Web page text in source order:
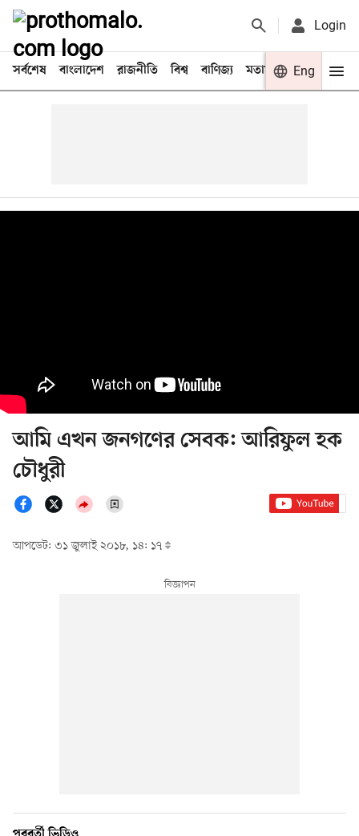
Login
সর্বশেষ বাংলাদেশ রাজনীতি বিশ্ব বাণিজ্য মতামত খেলা
Eng
আমি এখন জনগণের সেবক: আরিফুল হক
চৌধুরী
আপডেট: ৩১ জুলাই ২০১৮, ১৪: ১৭